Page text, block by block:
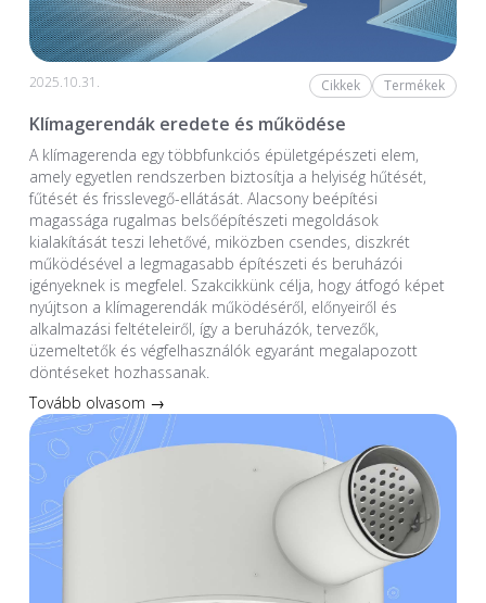
2025.10.31. Cikkek Termékek
Klímagerendák eredete és működése
A klímagerenda egy többfunkciós épületgépészeti elem,
amely egyetlen rendszerben biztosítja a helyiség hűtését,
fűtését és frisslevegő-ellátását. Alacsony beépítési
magassága rugalmas belsőépítészeti megoldások
kialakítását teszi lehetővé, miközben csendes, diszkrét
működésével a legmagasabb építészeti és beruházói
igényeknek is megfelel. Szakcikkünk célja, hogy átfogó képet
nyújtson a klímagerendák működéséről, előnyeiről és
alkalmazási feltételeiről, így a beruházók, tervezők,
üzemeltetők és végfelhasználók egyaránt megalapozott
döntéseket hozhassanak.
Tovább olvasom →